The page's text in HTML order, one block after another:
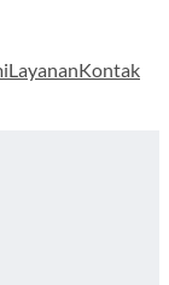
LayananKontak